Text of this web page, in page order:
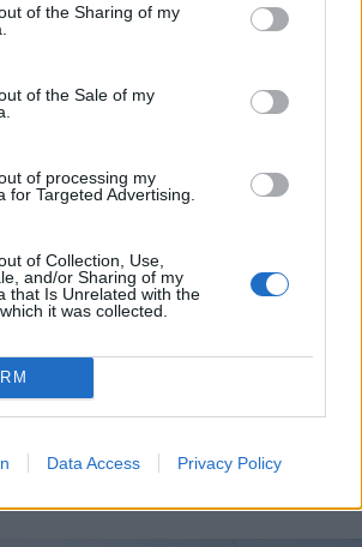
of the Sharing of my
of the Sale of my
of processing my
for Targeted Advertising.
of Collection, Use,
and/or Sharing of my
that Is Unrelated with the
it was collected.
Data Access Privacy Policy
07., péntek
megrakott teherautó